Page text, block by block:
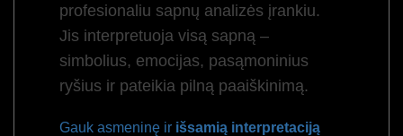
profesionaliu sapnų analizės įrankiu.
Jis interpretuoja visą sapną –
simbolius, emocijas, pasąmoninius
ryšius ir pateikia pilną paaiškinimą.
Gauk asmeninę ir išsamią interpretaciją